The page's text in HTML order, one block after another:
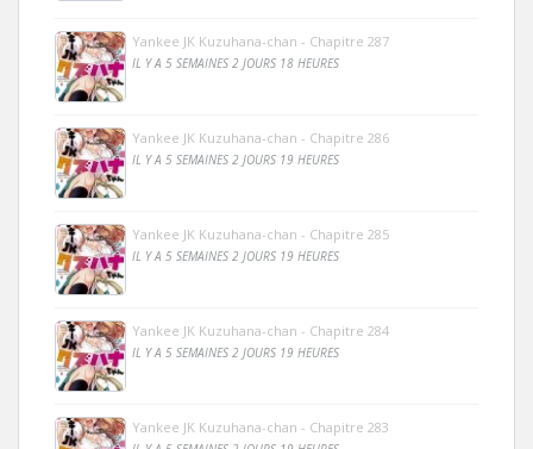
Yankee JK Kuzuhana-chan - Chapitre 287
IL Y A 5 SEMAINES 2 JOURS 18 HEURES
Yankee JK Kuzuhana-chan - Chapitre 286
IL Y A 5 SEMAINES 2 JOURS 19 HEURES
Yankee JK Kuzuhana-chan - Chapitre 285
IL Y A 5 SEMAINES 2 JOURS 19 HEURES
Yankee JK Kuzuhana-chan - Chapitre 284
IL Y A 5 SEMAINES 2 JOURS 19 HEURES
Yankee JK Kuzuhana-chan - Chapitre 283